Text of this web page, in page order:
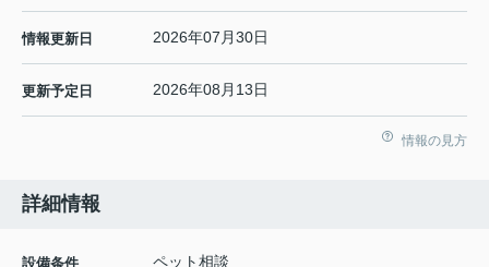
情報更新日 2026年07月30日
更新予定日 2026年08月13日
情報の見方
詳細情報
設備条件
ペット相談